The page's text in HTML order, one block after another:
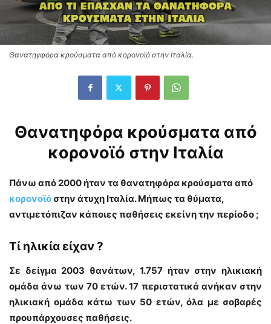
Θανατηγφόρα κρούσματα από κορονοϊό στην Ιταλία.
Θανατηφόρα κρούσματα από
κορονοϊό στην Ιταλία
Πάνω από 2000 ήταν τα θανατηφόρα κρούσματα από
κορονοϊό στην άτυχη Ιταλία. Μήπως τα θύματα,
αντιμετόπιζαν κάποιες παθήσεις εκείνη την περίοδο ;
Τί ηλικία είχαν ?
Σε δείγμα 2003 θανάτων, 1.757 ήταν στην ηλικιακή
ομάδα άνω των 70 ετών. 17 περιστατικά ανήκαν στην
ηλικιακή ομάδα κάτω των 50 ετών, όλα με σοβαρές
προυπάρχουσες παθήσεις.